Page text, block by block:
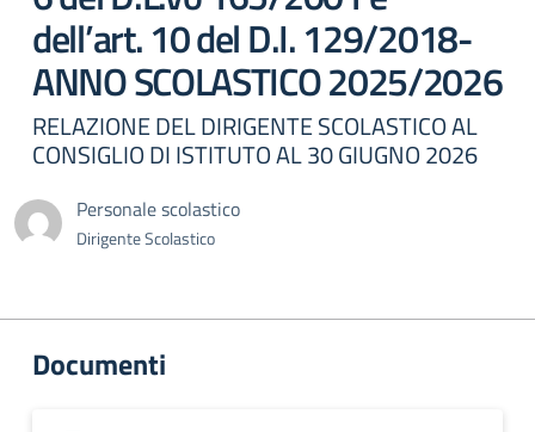
dell’art. 10 del D.I. 129/2018-
ANNO SCOLASTICO 2025/2026
RELAZIONE DEL DIRIGENTE SCOLASTICO AL
CONSIGLIO DI ISTITUTO AL 30 GIUGNO 2026
Personale scolastico
Dirigente Scolastico
Documenti